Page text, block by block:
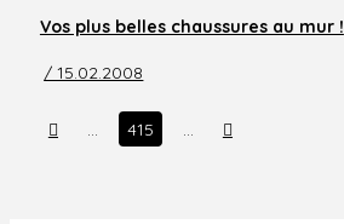
Vos plus belles chaussures au mur !
/ 15.02.2008
Prev … 415 … Next